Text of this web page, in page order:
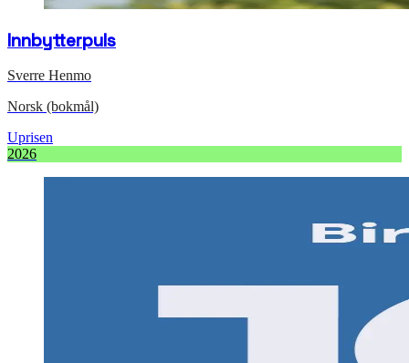
Innbytterpuls
Sverre Henmo
Norsk (bokmål)
Uprisen
2026